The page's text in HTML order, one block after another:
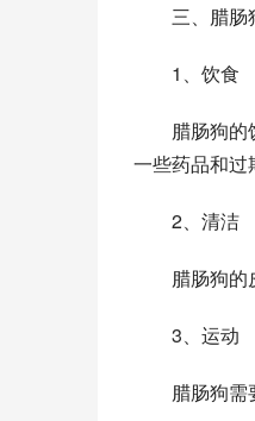
三、腊肠
1、饮食
腊肠狗的饮
一些药品和过
2、清洁
腊肠狗的皮
3、运动
腊肠狗需要